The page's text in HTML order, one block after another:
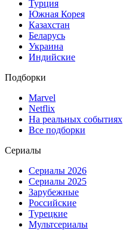
Турция
Южная Корея
Казахстан
Беларусь
Украина
Индийские
Подборки
Marvel
Netflix
На реальных событиях
Все подборки
Сериалы
Сериалы 2026
Сериалы 2025
Зарубежные
Российские
Турецкие
Мультсериалы